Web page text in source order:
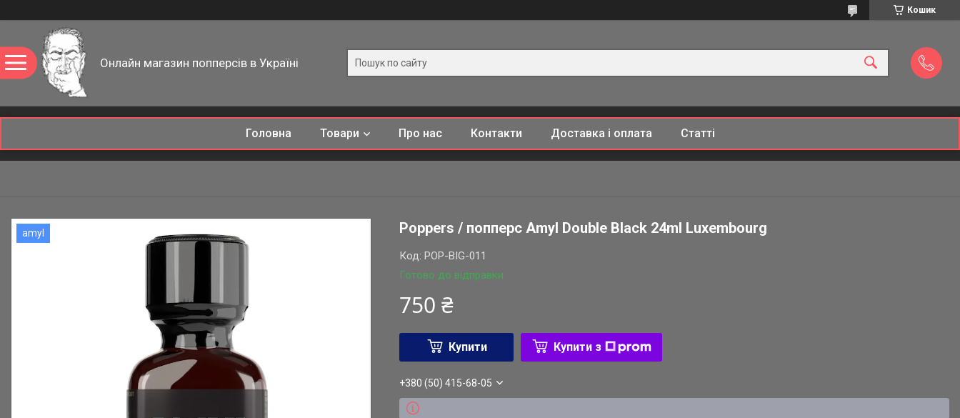
Кошик
Онлайн магазин попперсів в Україні
Головна Товари Про нас Контакти Доставка і оплата Статті
amyl Poppers / попперс Amyl Double Black 24ml Luxembourg
Готово до відправки
Код:POP-BIG-011
750 ₴
Купити Купити з
+380 (50) 415-68-05